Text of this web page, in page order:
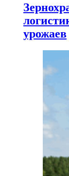
урожаев